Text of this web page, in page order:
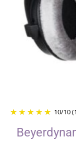
10/10